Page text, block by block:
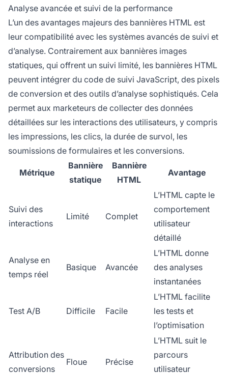
Analyse avancée et suivi de la performance
L’un des avantages majeurs des bannières HTML est
leur compatibilité avec les systèmes avancés de suivi et
d’analyse. Contrairement aux bannières images
statiques, qui offrent un suivi limité, les bannières HTML
peuvent intégrer du code de suivi JavaScript, des pixels
de conversion et des outils d’analyse sophistiqués. Cela
permet aux marketeurs de collecter des données
détaillées sur les interactions des utilisateurs, y compris
les impressions, les clics, la durée de survol, les
soumissions de formulaires et les conversions.
Métrique
Bannière
statique
Bannière
HTML
Avantage
Suivi des
interactions
Limité Complet
L’HTML capte le
comportement
utilisateur
détaillé
Analyse en
temps réel
Basique Avancée
L’HTML donne
des analyses
instantanées
Test A/B Difficile Facile
L’HTML facilite
les tests et
l’optimisation
Attribution des
conversions
Floue Précise
L’HTML suit le
parcours
utilisateur